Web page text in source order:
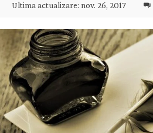
Ultima actualizare: nov. 26, 2017